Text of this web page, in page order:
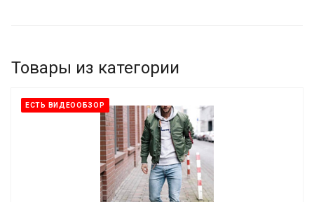
Товары из категории
ЕСТЬ ВИДЕООБЗОР